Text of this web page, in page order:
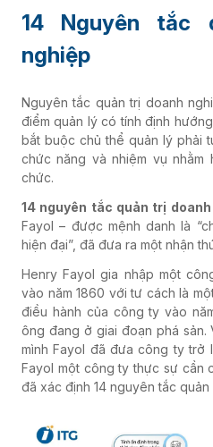
14 Nguyên tắc
nghiệp
Nguyên tắc quản trị doanh
điểm quản lý có tính định
bắt buộc chủ thể quản lý phải
chức năng và nhiệm vụ nhằm
chức.
14 nguyên tắc quản trị
Fayol – được mệnh danh là
hiện đại”, đã đưa ra một nhận
Henry Fayol gia nhập một
vào năm 1860 với tư cách là
điều hành của công ty vào
ông đang ở giai đoạn phá sản.
mình Fayol đã đưa công ty trở
Fayol một công ty thực sự cần
đã xác định 14 nguyên tắc quản